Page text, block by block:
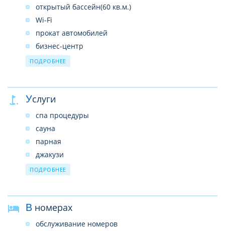
открытый бассейн(60 кв.м.)
Wi-Fi
прокат автомобилей
бизнес-центр
обмен валюты
вызов врача по запросу
спа и оздоровительный центр
ПОДРОБНЕЕ
Услуги
спа процедуры
сауна
парная
джакузи
ароматерапия
маникюр и педикюр
тренажерный зал
прокат велосипедов бесплатно
ПОДРОБНЕЕ
В номерах
обслуживание номеров